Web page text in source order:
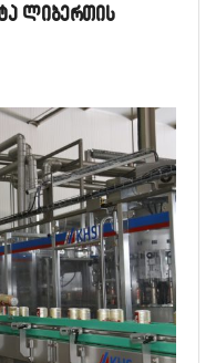
ლიბერთის